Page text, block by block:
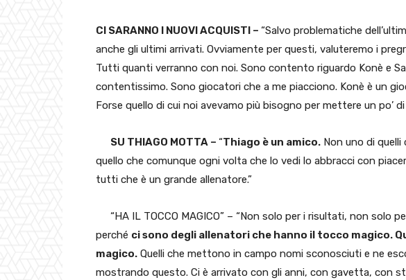
CI SARANNO I NUOVI ACQUISTI – “Salvo problematiche
anche gli ultimi arrivati. Ovviamente per questi, valuteremo i
Tutti quanti verranno con noi. Sono contento riguardo Konè e
contentissimo. Sono giocatori che a me piacciono. Konè è un
Forse quello di cui noi avevamo più bisogno per mettere un po’
SU THIAGO MOTTA – “Thiago è un amico. Non uno di
quello che comunque ogni volta che lo vedi lo abbracci con
tutti che è un grande allenatore.”
“HA IL TOCCO MAGICO” – “Non solo per i risultati, non solo
perché ci sono degli allenatori che hanno il tocco magico.
magico. Quelli che mettono in campo nomi sconosciuti e ne
mostrando questo. Ci è arrivato con gli anni, con gavetta, con